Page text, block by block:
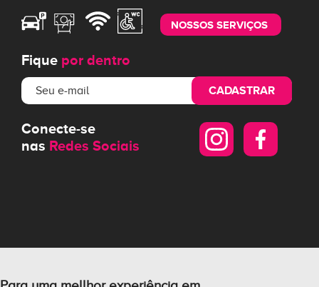
NOSSOS SERVIÇOS
Fique por dentro
CADASTRAR
Conecte-se
nas Redes Sociais